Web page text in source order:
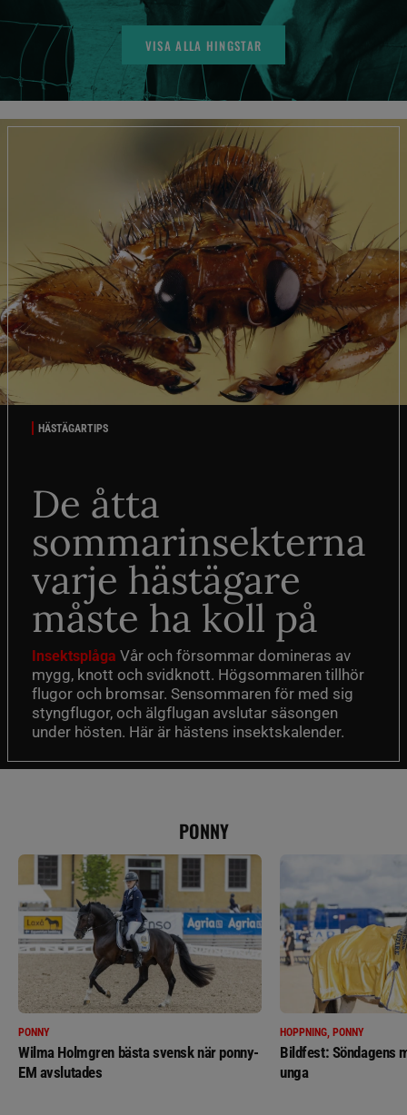
VISA ALLA HINGSTAR
HÄSTÄGARTIPS
De åtta
sommarinsekterna
varje hästägare
måste ha koll på
Insektsplåga Vår och försommar domineras av
mygg, knott och svidknott. Högsommaren tillhör
flugor och bromsar. Sensommaren för med sig
styngflugor, och älgflugan avslutar säsongen
under hösten. Här är hästens insektskalender.
PONNY
PONNY
Wilma Holmgren bästa svensk när ponny-
EM avslutades
HOPPNING, PONNY
Bildfest: Söndagens
unga